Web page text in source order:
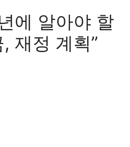
에 알아야 할
재정 계획”